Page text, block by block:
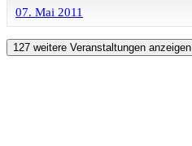
07. Mai 2011
127 weitere Veranstaltungen anzeigen